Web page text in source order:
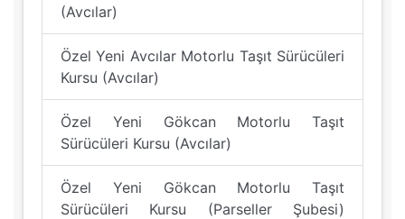
(Avcılar)
Özel Yeni Avcılar Motorlu Taşıt Sürücüleri
Kursu (Avcılar)
Özel Yeni Gökcan Motorlu Taşıt
Sürücüleri Kursu (Avcılar)
Özel Yeni Gökcan Motorlu Taşıt
Sürücüleri Kursu (Parseller Şubesi)